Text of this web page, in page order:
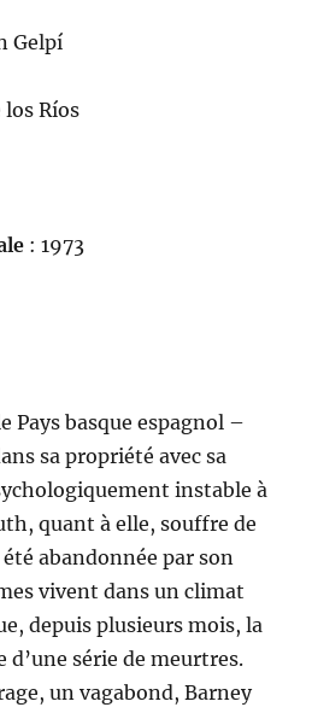
Gelpí
los Ríos
: 1973
Pays basque espagnol –
sa propriété avec sa
instable à
quant à elle, souffre de
abandonnée par son
vivent dans un climat
depuis plusieurs mois, la
série de meurtres.
un vagabond, Barney